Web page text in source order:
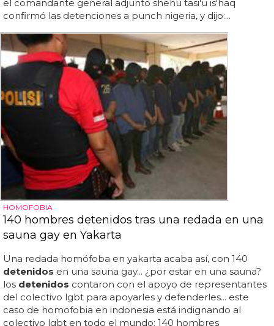
el comandante general adjunto shehu tasi'u is'haq
confirmó las detenciones a punch nigeria, y dijo:...
HOMOFOBIA
140 hombres detenidos tras una redada en una
sauna gay en Yakarta
Una redada homófoba en yakarta acaba así, con 140
detenidos en una sauna gay... ¿por estar en una sauna?
los detenidos contaron con el apoyo de representantes
del colectivo lgbt para apoyarles y defenderles... este
caso de homofobia en indonesia está indignando al
colectivo lgbt en todo el mundo: 140 hombres